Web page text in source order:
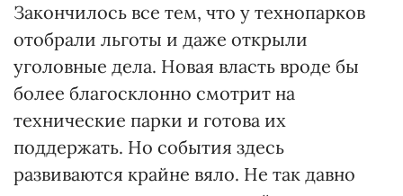
Закончилось все тем, что у технопарков
отобрали льготы и даже открыли
уголовные дела. Новая власть вроде бы
более благосклонно смотрит на
технические парки и готова их
поддержать. Но события здесь
развиваются крайне вяло. Не так давно